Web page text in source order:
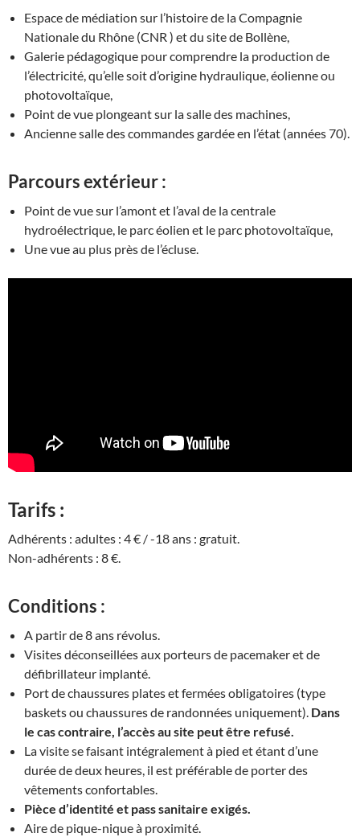
Espace de médiation sur l’histoire de la Compagnie
Nationale du Rhône (CNR ) et du site de Bollène,
Galerie pédagogique pour comprendre la production de
l’électricité, qu’elle soit d’origine hydraulique, éolienne ou
photovoltaïque,
Point de vue plongeant sur la salle des machines,
Ancienne salle des commandes gardée en l’état (années 70).
Parcours extérieur :
Point de vue sur l’amont et l’aval de la centrale
hydroélectrique, le parc éolien et le parc photovoltaïque,
Une vue au plus près de l’écluse.
Tarifs :
Adhérents : adultes : 4 € / -18 ans : gratuit.
Non-adhérents : 8 €.
Conditions :
A partir de 8 ans révolus.
Visites déconseillées aux porteurs de pacemaker et de
défibrillateur implanté.
Port de chaussures plates et fermées obligatoires (type
baskets ou chaussures de randonnées uniquement). Dans
le cas contraire, l’accès au site peut être refusé.
La visite se faisant intégralement à pied et étant d’une
durée de deux heures, il est préférable de porter des
vêtements confortables.
Pièce d’identité et pass sanitaire exigés.
Aire de pique-nique à proximité.